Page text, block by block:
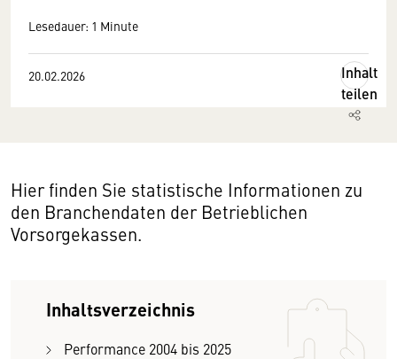
Lesedauer: 1 Minute
20.02.2026
Inhalt
teilen
Hier finden Sie statistische Informationen zu
den Branchendaten der Betrieblichen
Vorsorgekassen.
Inhaltsverzeichnis
Performance 2004 bis 2025